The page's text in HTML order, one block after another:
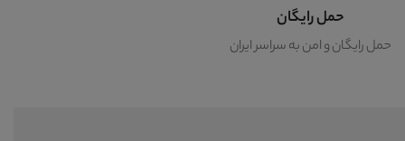
حمل رایگان
حمل رایگان و امن به سراسر ایران